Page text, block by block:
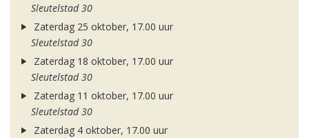
Sleutelstad 30
Zaterdag 25 oktober, 17.00 uur
Sleutelstad 30
Zaterdag 18 oktober, 17.00 uur
Sleutelstad 30
Zaterdag 11 oktober, 17.00 uur
Sleutelstad 30
Zaterdag 4 oktober, 17.00 uur